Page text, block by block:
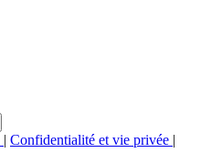
| Confidentialité et vie privée |